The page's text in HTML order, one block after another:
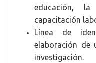
educación,
capacitación
Línea de
elaboración de
investigación.